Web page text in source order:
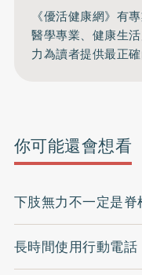
《優活健康網》有
醫學專業、健康生
力為讀者提供最正
你可能還會想看
下肢無力不一定是
長時間使用行動電